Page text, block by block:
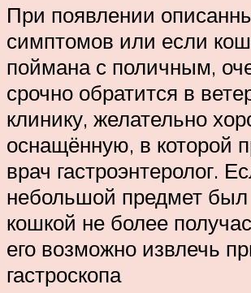
При появлении
симптомов или если
поймана с поличным,
срочно обратится в
клинику, желательно
оснащённую, в которой
врач гастроэнтеролог.
небольшой предмет был
кошкой не более
его возможно извлечь
гастроскопа